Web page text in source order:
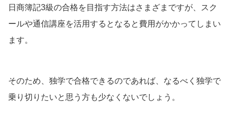
日商簿記3級の合格を目指す方法はさまざまですが、スク
ールや通信講座を活用するとなると費用がかかってしまい
ます。
そのため、独学で合格できるのであれば、なるべく独学で
乗り切りたいと思う方も少なくないでしょう。